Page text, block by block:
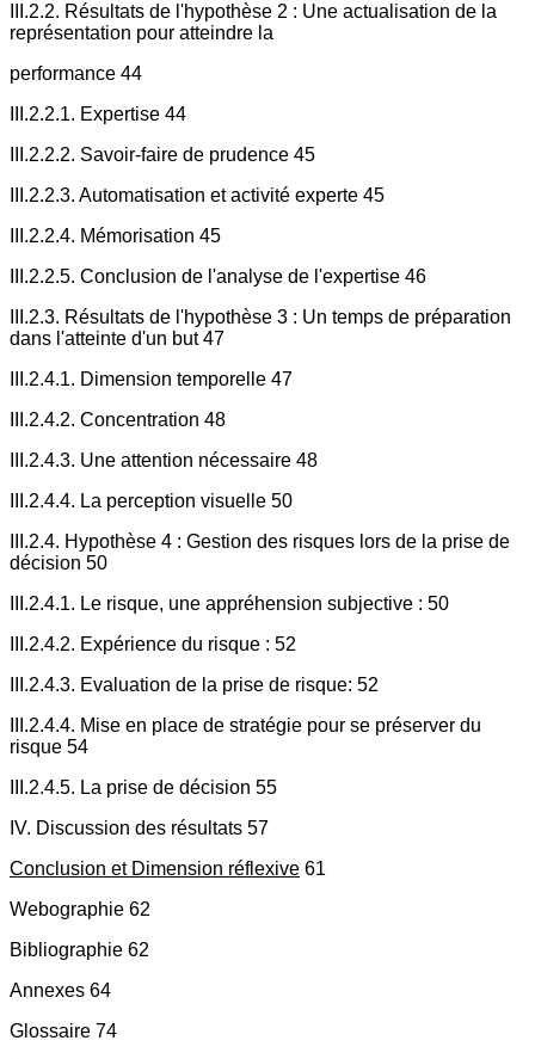
III.2.2. Résultats de l'hypothèse 2 : Une actualisation de la
représentation pour atteindre la
performance 44
III.2.2.1. Expertise 44
III.2.2.2. Savoir-faire de prudence 45
III.2.2.3. Automatisation et activité experte 45
III.2.2.4. Mémorisation 45
III.2.2.5. Conclusion de l'analyse de l'expertise 46
III.2.3. Résultats de l'hypothèse 3 : Un temps de préparation
dans l'atteinte d'un but 47
III.2.4.1. Dimension temporelle 47
III.2.4.2. Concentration 48
III.2.4.3. Une attention nécessaire 48
III.2.4.4. La perception visuelle 50
III.2.4. Hypothèse 4 : Gestion des risques lors de la prise de
décision 50
III.2.4.1. Le risque, une appréhension subjective : 50
III.2.4.2. Expérience du risque : 52
III.2.4.3. Evaluation de la prise de risque: 52
III.2.4.4. Mise en place de stratégie pour se préserver du
risque 54
III.2.4.5. La prise de décision 55
IV. Discussion des résultats 57
Conclusion et Dimension réflexive 61
Webographie 62
Bibliographie 62
Annexes 64
Glossaire 74